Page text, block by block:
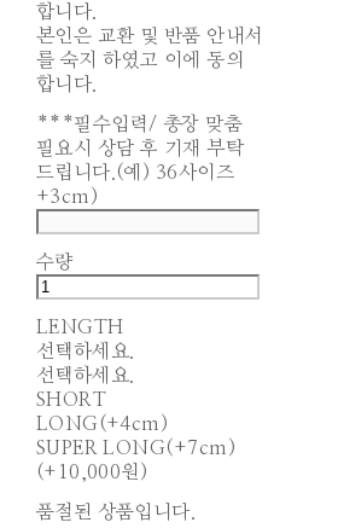
합니다.
본인은 교환 및 반품 안내서
를 숙지 하였고 이에 동의
합니다.
***필수입력/ 총장 맞춤
필요시 상담 후 기재 부탁
드립니다.(예) 36사이즈
+3cm)
수량
LENGTH
선택하세요.
선택하세요.
SHORT
LONG(+4cm)
SUPER LONG(+7cm)
(+10,000원)
품절된 상품입니다.